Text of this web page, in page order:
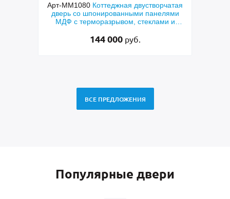
Арт-ММ1080 Коттеджная двустворчатая
дверь со шпонированными панелями
МДФ с терморазрывом, стеклами и
144 000 руб.
ВСЕ ПРЕДЛОЖЕНИЯ
Популярные двери